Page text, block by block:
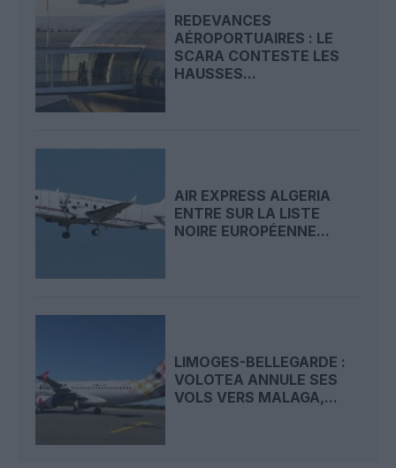
REDEVANCES
AÉROPORTUAIRES : LE
SCARA CONTESTE LES
HAUSSES...
AIR EXPRESS ALGERIA
ENTRE SUR LA LISTE
NOIRE EUROPÉENNE...
LIMOGES-BELLEGARDE :
VOLOTEA ANNULE SES
VOLS VERS MALAGA,...